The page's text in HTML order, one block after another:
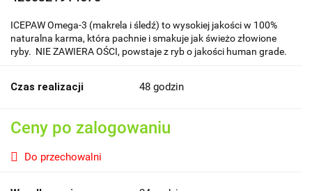
ICEPAW Omega-3 (makrela i śledź) to wysokiej jakości w 100%
naturalna karma, która pachnie i smakuje jak świeżo złowione
ryby. NIE ZAWIERA OŚCI, powstaje z ryb o jakości human grade.
Czas realizacji 48 godzin
Ceny po zalogowaniu
Do przechowalni